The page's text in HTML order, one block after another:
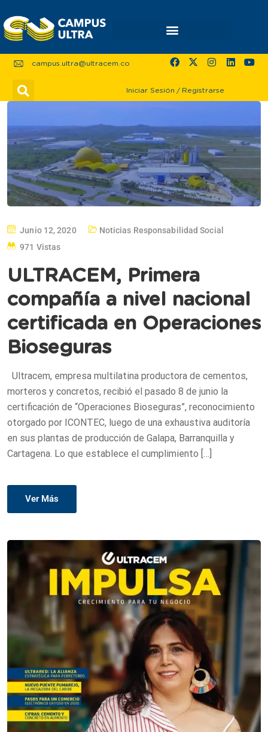
campus.ultra@ultracem.co
Iniciar Sesión / Registrarse
Junio 12, 2020 Noticias Responsabilidad Social
971 Vistas
ULTRACEM, Primera
compañía a nivel nacional
certificada en Operaciones
Bioseguras
Ultracem, empresa multilatina productora de cementos,
morteros y concretos, recibió el pasado 8 de junio la
certificación de “Operaciones Bioseguras”, reconocimiento
otorgado por ICONTEC, luego de una exhaustiva auditoría
en sus plantas de producción de Galapa, Barranquilla y
Cartagena. Lo que establece el cumplimiento […]
Ver Más